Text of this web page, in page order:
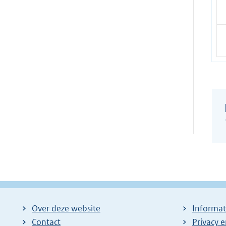
Over deze website
Contact
Privacy